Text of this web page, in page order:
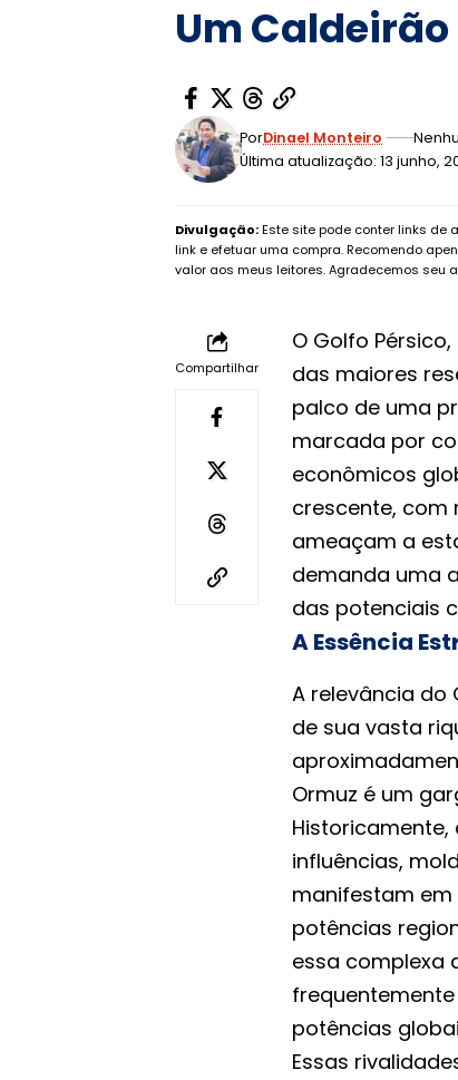
Um
Última atualização: 13 junho,
PorDinael Monteiro
Divulgação:Este site pode conter links de
link e efetuar uma compra. Recomendo
valor aos meus leitores. Agradecemos seu
Compartilhar
O Golfo
das maiores
palco de uma
marcada por
econômicos
crescente, com
ameaçam a
demanda uma
das potenciais
A Essência
A relevância do
de sua vasta
Ormuz é um
influências,
manifestam
potências
essa complexa
potências
Essas